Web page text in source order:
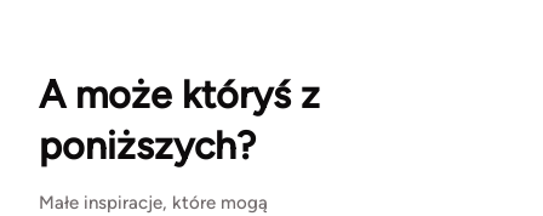
A może któryś z
poniższych?
Małe inspiracje, które mogą